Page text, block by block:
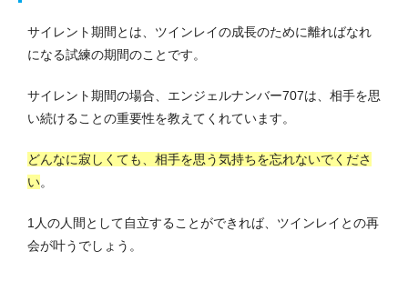
サイレント期間とは、ツインレイの成長のために離ればなれ
になる試練の期間のことです。
サイレント期間の場合、エンジェルナンバー707は、相手を思
い続けることの重要性を教えてくれています。
どんなに寂しくても、相手を思う気持ちを忘れないでくださ
い。
1人の人間として自立することができれば、ツインレイとの再
会が叶うでしょう。